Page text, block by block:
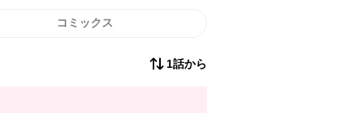
コミックス
1話から